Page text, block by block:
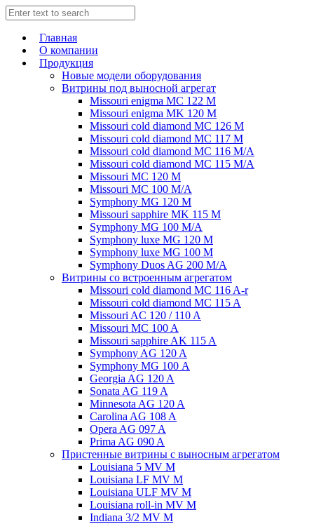
Главная
О компании
Продукция
Новые модели оборудования
Витрины под выносной агрегат
Missouri enigma MC 122 M
Missouri enigma MK 120 M
Missouri cold diamond MC 126 M
Missouri cold diamond MC 117 M
Missouri cold diamond MC 116 M/A
Missouri cold diamond MC 115 M/A
Missouri MC 120 M
Missouri MC 100 M/A
Symphony MG 120 M
Missouri sapphire MK 115 M
Symphony MG 100 M/А
Symphony luxe MG 120 M
Symphony luxe MG 100 M
Symphony Duos AG 200 M/A
Витрины со встроенным агрегатом
Missouri cold diamond MC 116 A-r
Missouri cold diamond MC 115 A
Missouri AC 120 / 110 A
Missouri MC 100 A
Missouri sapphire AK 115 A
Symphony AG 120 A
Symphony MG 100 А
Georgia AG 120 A
Sonata AG 119 A
Minnesota AG 120 A
Carolina AG 108 A
Opera AG 097 A
Prima AG 090 A
Пристенные витрины с выносным агрегатом
Louisiana 5 MV M
Louisiana LF MV M
Louisiana ULF MV M
Louisiana roll-in MV M
Indiana 3/2 MV M